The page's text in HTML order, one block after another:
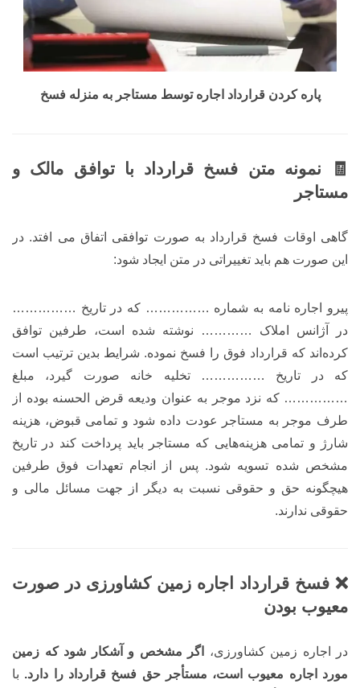
پاره کردن قرارداد اجاره توسط مستاجر به منزله فسخ
🧾 نمونه متن فسخ قرارداد با توافق مالک و
مستاجر
گاهی اوقات فسخ قرارداد به صورت توافقی اتفاق می افتد. در
این صورت هم باید تغییراتی در متن ایجاد شود:
پیرو اجاره نامه به شماره …………… که در تاریخ ……………
در آژانس املاک ………… نوشته شده است، طرفین توافق
کرده‌اند که قرارداد فوق را فسخ نموده. شرایط بدین ترتیب است
که در تاریخ …………… تخلیه خانه صورت گیرد، مبلغ
…………… که نزد موجر به عنوان ودیعه قرض الحسنه بوده از
طرف موجر به مستاجر عودت داده شود و تمامی قبوض، هزینه
شارژ و تمامی هزینه‌هایی که مستاجر باید پرداخت کند در تاریخ
مشخص شده تسویه شود. پس از انجام تعهدات فوق طرفین
هیچگونه حق و حقوقی نسبت به دیگر از جهت مسائل مالی و
حقوقی ندارند.
❌ فسخ قرارداد اجاره زمین کشاورزی در صورت
معیوب بودن
در اجاره زمین کشاورزی،
اگر مشخص و آشکار شود که زمین
مورد اجاره معیوب است، مستأجر حق فسخ قرارداد را دارد. با